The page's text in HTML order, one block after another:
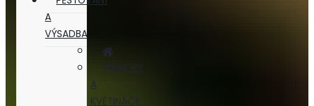
A
VÝSADBA
TRUHLÍKY
A
KVĚTINÁČE